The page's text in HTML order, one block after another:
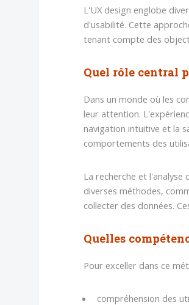
L'UX design englobe
d'usabilité. Cette
tenant compte des
Quel rôle central
Dans un monde où les
leur attention.
navigation intuitive et la
comportements des
La recherche et
diverses méthodes,
collecter des données.
Quelles
Pour exceller dans ce
compréhension des